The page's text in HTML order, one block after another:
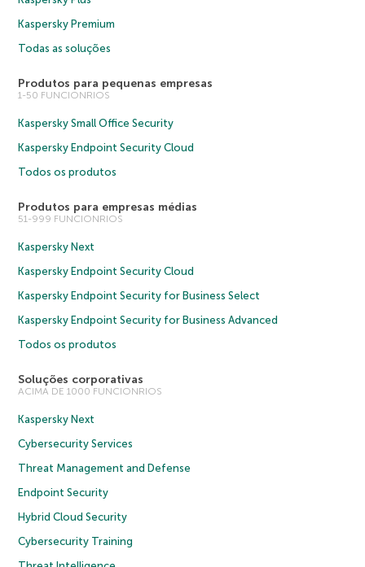
Kaspersky Premium
Todas as soluções
Produtos para pequenas empresas
1-50 FUNCIONRIOS
Kaspersky Small Office Security
Kaspersky Endpoint Security Cloud
Todos os produtos
Produtos para empresas médias
51-999 FUNCIONRIOS
Kaspersky Next
Kaspersky Endpoint Security Cloud
Kaspersky Endpoint Security for Business Select
Kaspersky Endpoint Security for Business Advanced
Todos os produtos
Soluções corporativas
ACIMA DE 1000 FUNCIONRIOS
Kaspersky Next
Cybersecurity Services
Threat Management and Defense
Endpoint Security
Hybrid Cloud Security
Cybersecurity Training